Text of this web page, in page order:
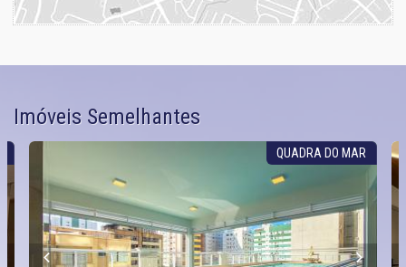
Imóveis Semelhantes
QUADRA DO MAR